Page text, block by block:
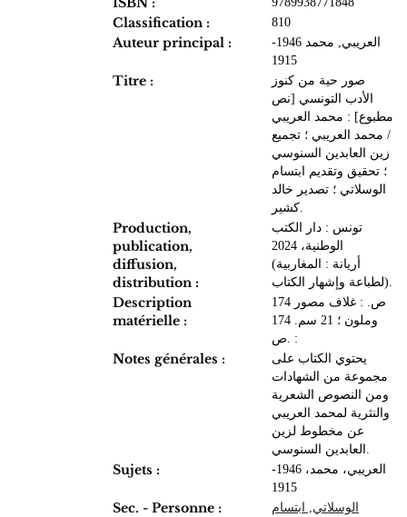
Classification : 810
Auteur principal :
العريبي, محمد 1946-
1915
Titre :
صور حية من كنوز
الأدب التونسي [نص
مطبوع] : محمد العريبي
/ محمد العريبي ؛ تجميع
زين العابدين السنوسي
؛ تحقيق وتقديم ابتسام
الوسلاتي ؛ تصدير خالد
كشير.
Production,
publication,
diffusion,
distribution :
تونس : دار الكتب
الوطنية، 2024
(أريانة : المغاربية
لطباعة وإشهار الكتاب).
Description
matérielle :
174 ص. : غلاف مصور
وملون ؛ 21 سم. 174
ص. :
Notes générales :
يحتوي الكتاب على
مجموعة من الشهادات
ومن النصوص الشعرية
والنثرية لمحمد العريبي
عن مخطوط لزين
العابدين السنوسي.
Sujets :
العريبي، محمد، 1946-
1915
Sec. - Personne :
الوسلاتي, ابتسام